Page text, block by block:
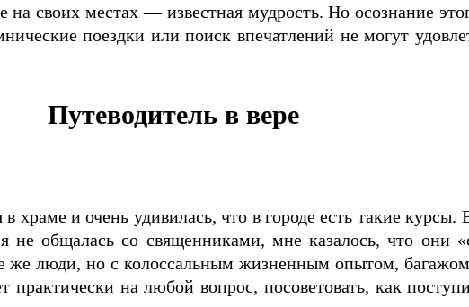
на своих местах — известная мудрость. Но осознание
поездки или поиск впечатлений не могут
Путеводитель в вере
храме и очень удивилась, что в городе есть такие курсы.
общалась со священниками, мне казалось, что они
же люди, но с колоссальным жизненным опытом,
практически на любой вопрос, посоветовать, как